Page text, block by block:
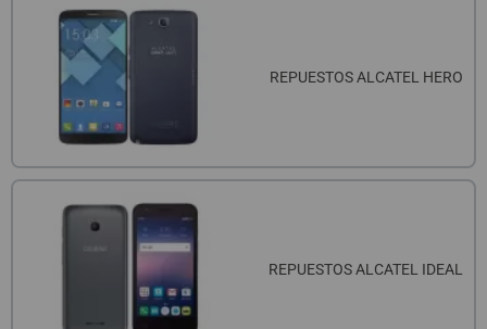
REPUESTOS ALCATEL HERO
REPUESTOS ALCATEL IDEAL